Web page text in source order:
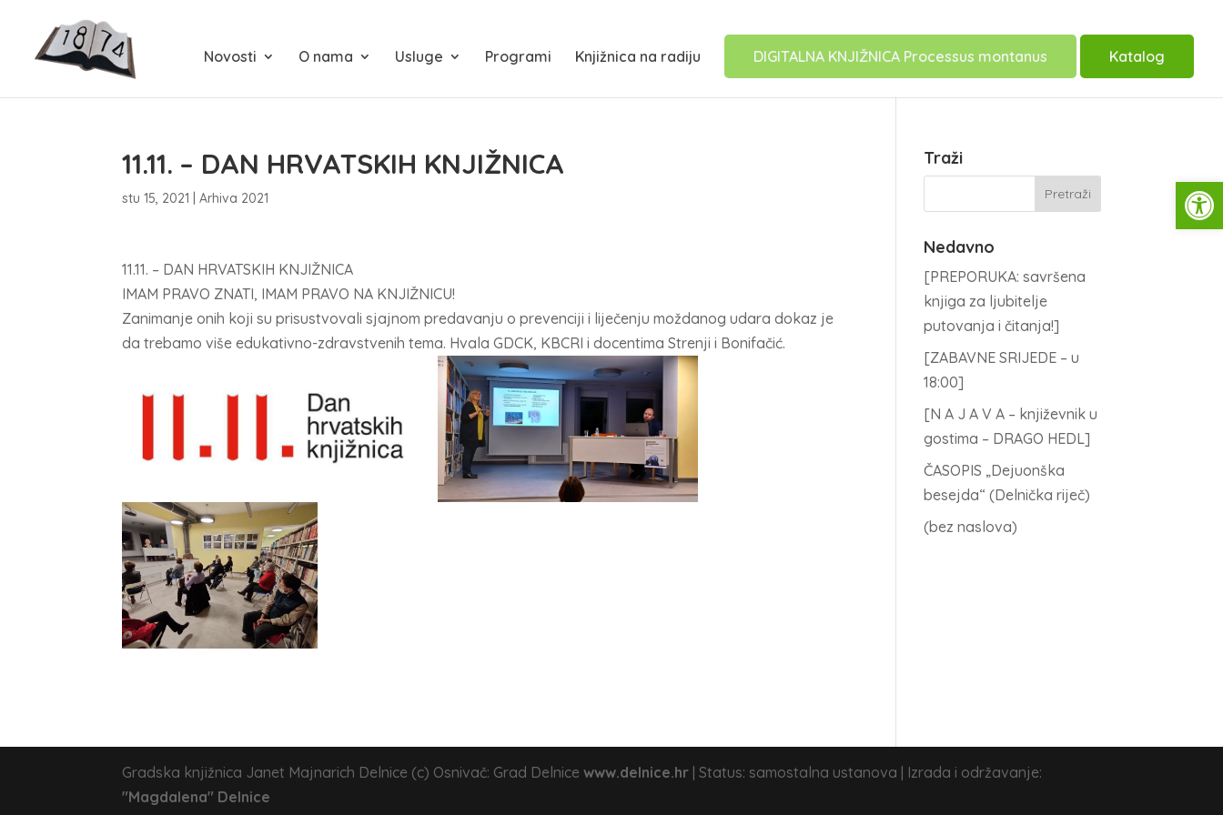
Novosti O nama Usluge Programi Knjižnica na radiju DIGITALNA KNJIŽNICA Processus montanus Katalog
11.11. – DAN HRVATSKIH KNJIŽNICA
stu 15, 2021 |Arhiva 2021
11.11. – DAN HRVATSKIH KNJIŽNICA
IMAM PRAVO ZNATI, IMAM PRAVO NA KNJIŽNICU!
Zanimanje onih koji su prisustvovali sjajnom predavanju o prevenciji i liječenju moždanog udara dokaz je
da trebamo više edukativno-zdravstvenih tema. Hvala GDCK, KBCRI i docentima Strenji i Bonifačić.
Traži
Nedavno
[PREPORUKA: savršena
knjiga za ljubitelje
putovanja i čitanja!]
[ZABAVNE SRIJEDE – u
18:00]
[N A J A V A – književnik u
gostima – DRAGO HEDL]
ČASOPIS „Dejuonška
besejda“ (Delnička riječ)
(bez naslova)
Gradska knjižnica Janet Majnarich Delnice (c) Osnivač: Grad Delnicewww.delnice.hr | Status: samostalna ustanova | Izrada i održavanje:
"Magdalena" Delnice